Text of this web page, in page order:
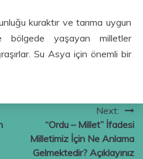
kuraktır ve tarıma uygun
bölgede yaşayan milletler
Su Asya için önemli bir
Next:
“Ordu – Millet” İfadesi
Milletimiz İçin Ne Anlama
Gelmektedir? Açıklayınız